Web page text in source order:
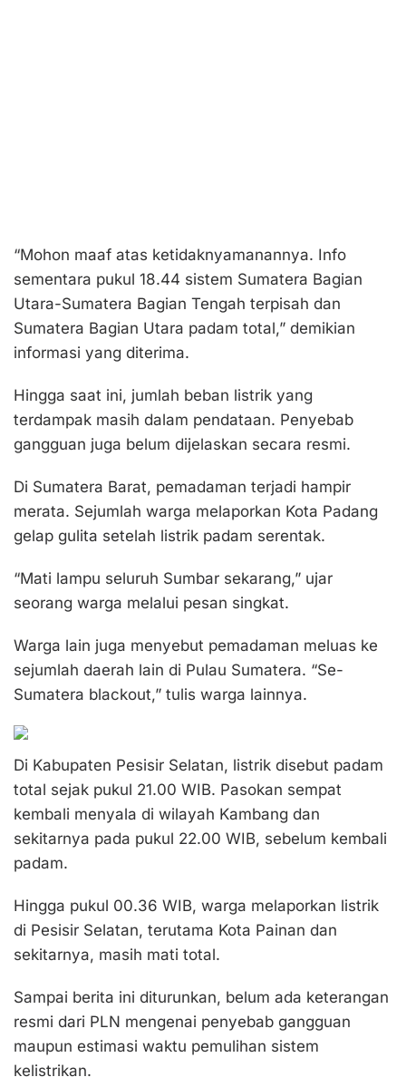
“Mohon maaf atas ketidaknyamanannya. Info
sementara pukul 18.44 sistem Sumatera Bagian
Utara-Sumatera Bagian Tengah terpisah dan
Sumatera Bagian Utara padam total,” demikian
informasi yang diterima.
Hingga saat ini, jumlah beban listrik yang
terdampak masih dalam pendataan. Penyebab
gangguan juga belum dijelaskan secara resmi.
Di Sumatera Barat, pemadaman terjadi hampir
merata. Sejumlah warga melaporkan Kota Padang
gelap gulita setelah listrik padam serentak.
“Mati lampu seluruh Sumbar sekarang,” ujar
seorang warga melalui pesan singkat.
Warga lain juga menyebut pemadaman meluas ke
sejumlah daerah lain di Pulau Sumatera. “Se-
Sumatera blackout,” tulis warga lainnya.
Di Kabupaten Pesisir Selatan, listrik disebut padam
total sejak pukul 21.00 WIB. Pasokan sempat
kembali menyala di wilayah Kambang dan
sekitarnya pada pukul 22.00 WIB, sebelum kembali
padam.
Hingga pukul 00.36 WIB, warga melaporkan listrik
di Pesisir Selatan, terutama Kota Painan dan
sekitarnya, masih mati total.
Sampai berita ini diturunkan, belum ada keterangan
resmi dari PLN mengenai penyebab gangguan
maupun estimasi waktu pemulihan sistem
kelistrikan.